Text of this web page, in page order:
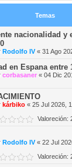
Temas
nacionalidad
Rodolfo IV« 31 Ago
en Espana entre
corbasaner « 04 Dic
kárbiko « 25 Jul 2026,
Valoreción:
Rodolfo IV« 22 Jul
Valoreción: